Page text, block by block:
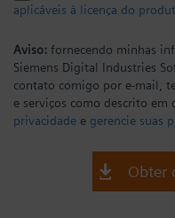
aplicáveis à licença do
Aviso: fornecendo minhas
Siemens Digital Industries
contato comigo por e-mail,
e serviços como descrito em
privacidade e gerencie suas
Obter